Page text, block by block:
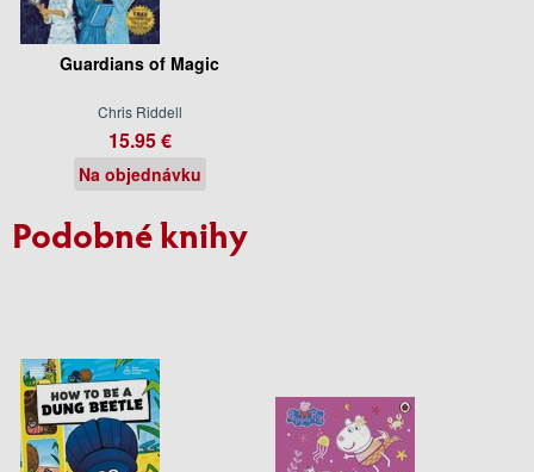
Guardians of Magic
Chris Riddell
15.95 €
Na objednávku
Podobné knihy